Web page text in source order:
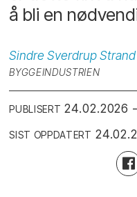
å bli en
Sindre Sverdrup Strand
BYGGEINDUSTRIEN
PUBLISERT 24.02.2026
SIST OPPDATERT